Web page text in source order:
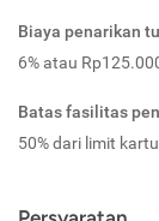
Biaya penarikan
6% atau
Batas fasilitas
50% dari limit kartu